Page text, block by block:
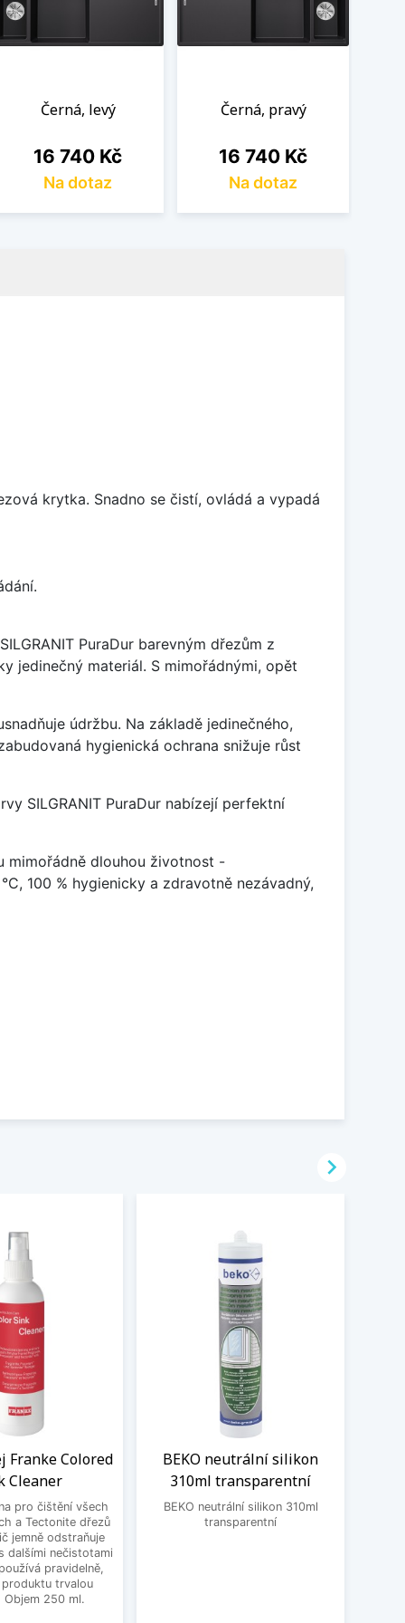
Černá, levý
Cena
16 740 Kč
Na dotaz
Černá, pravý
Cena
16 740 Kč
Na dotaz
krytka. Snadno se čistí, ovládá a vypadá
PuraDur barevným dřezům z
jedinečný materiál. S mimořádnými, opět
údržbu. Na základě jedinečného,
hygienická ochrana snižuje růst
SILGRANIT PuraDur nabízejí perfektní
mimořádně dlouhou životnost -
100 % hygienicky a zdravotně nezávadný,
Franke Colored
Cleaner
pro čištění všech
a Tectonite dřezů
jemně odstraňuje
dalšími nečistotami
pravidelně,
trvalou
Objem 250 ml.
BEKO neutrální silikon
310ml transparentní
BEKO neutrální silikon 310ml
transparentní
